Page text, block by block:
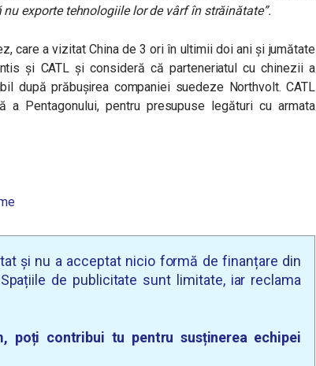
exporte tehnologiile lor de vârf în străinătate”.
care a vizitat China de 3 ori în ultimii doi ani și jumătate
și CATL și consideră că parteneriatul cu chinezii a
după prăbușirea companiei suedeze Northvolt. CATL
Pentagonului, pentru presupuse legături cu armata
și nu a acceptat nicio formă de finanțare din
de publicitate sunt limitate, iar reclama
poți contribui tu pentru susținerea echipei